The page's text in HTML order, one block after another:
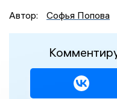
Автор:
Софья Попова